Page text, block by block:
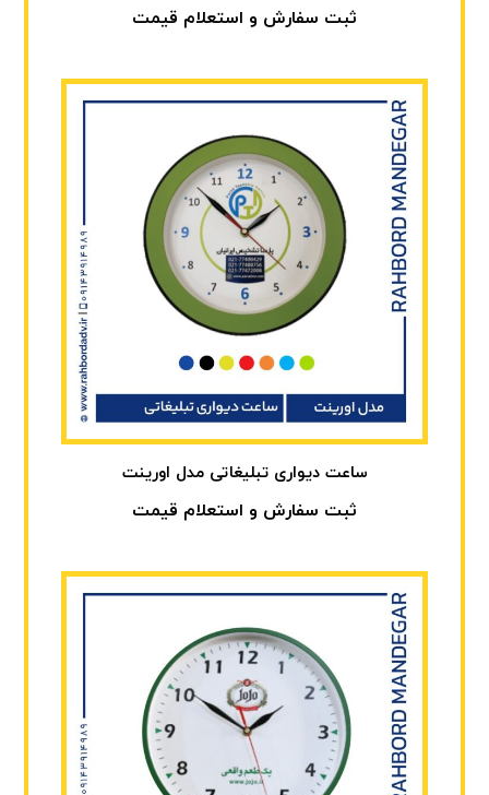
ثبت سفارش و استعلام قیمت
ساعت دیواری تبلیغاتی مدل اورینت
ثبت سفارش و استعلام قیمت